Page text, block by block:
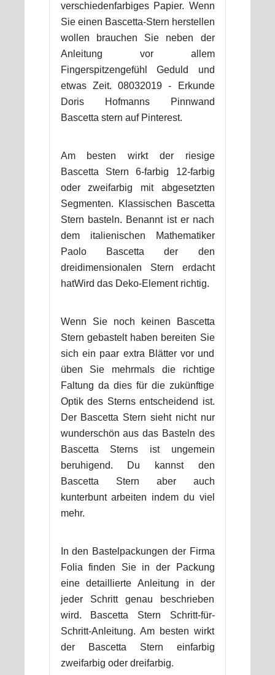
verschiedenfarbiges Papier. Wenn
Sie einen Bascetta-Stern herstellen
wollen brauchen Sie neben der
Anleitung vor allem
Fingerspitzengefühl Geduld und
etwas Zeit. 08032019 - Erkunde
Doris Hofmanns Pinnwand
Bascetta stern auf Pinterest.
Am besten wirkt der riesige
Bascetta Stern 6-farbig 12-farbig
oder zweifarbig mit abgesetzten
Segmenten. Klassischen Bascetta
Stern basteln. Benannt ist er nach
dem italienischen Mathematiker
Paolo Bascetta der den
dreidimensionalen Stern erdacht
hatWird das Deko-Element richtig.
Wenn Sie noch keinen Bascetta
Stern gebastelt haben bereiten Sie
sich ein paar extra Blätter vor und
üben Sie mehrmals die richtige
Faltung da dies für die zukünftige
Optik des Sterns entscheidend ist.
Der Bascetta Stern sieht nicht nur
wunderschön aus das Basteln des
Bascetta Sterns ist ungemein
beruhigend. Du kannst den
Bascetta Stern aber auch
kunterbunt arbeiten indem du viel
mehr.
In den Bastelpackungen der Firma
Folia finden Sie in der Packung
eine detaillierte Anleitung in der
jeder Schritt genau beschrieben
wird. Bascetta Stern Schritt-für-
Schritt-Anleitung. Am besten wirkt
der Bascetta Stern einfarbig
zweifarbig oder dreifarbig.